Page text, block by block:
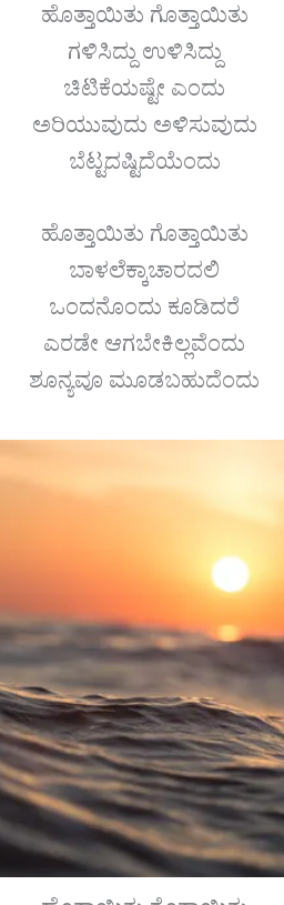
ಹೊತ್ತಾಯಿತು ಗೊತ್ತಾಯಿತು
ಗಳಿಸಿದ್ದು ಉಳಿಸಿದ್ದು
ಚಿಟಿಕೆಯಷ್ಟೇ ಎಂದು
ಅರಿಯುವುದು ಅಳಿಸುವುದು
ಬೆಟ್ಟದಷ್ಟಿದೆಯೆಂದು
ಹೊತ್ತಾಯಿತು ಗೊತ್ತಾಯಿತು
ಬಾಳಲೆಕ್ಕಾಚಾರದಲಿ
ಒಂದನೊಂದು ಕೂಡಿದರೆ
ಎರಡೇ ಆಗಬೇಕಿಲ್ಲವೆಂದು
ಶೂನ್ಯವೂ ಮೂಡಬಹುದೆಂದು